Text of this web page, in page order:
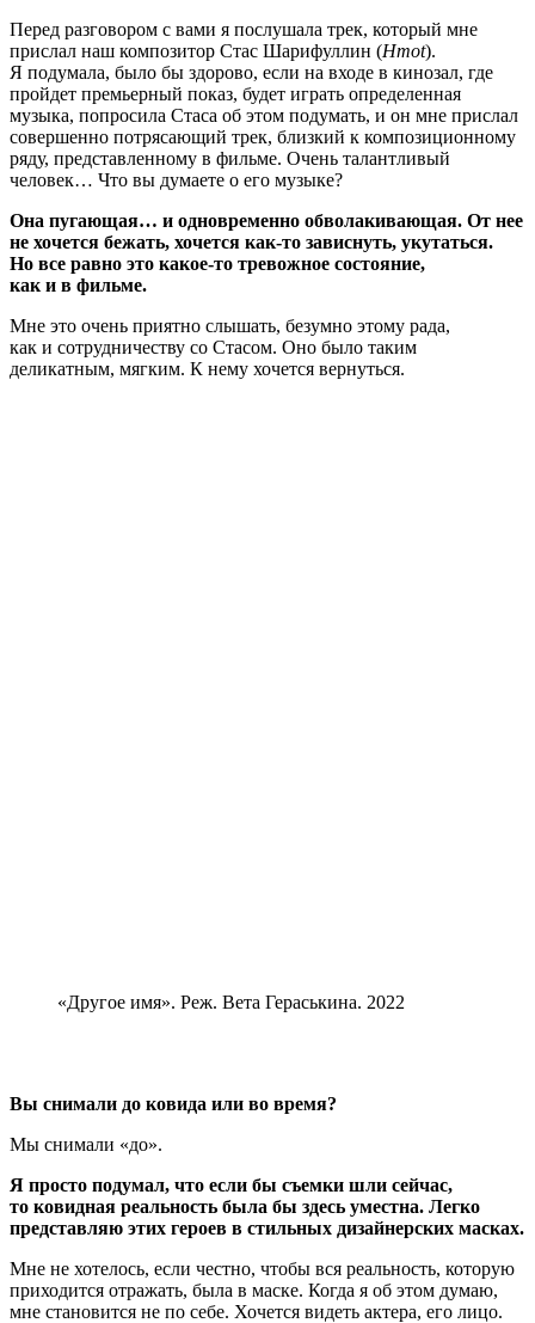
Перед разговором с вами я послушала трек, который мне
прислал наш композитор Стас Шарифуллин (Hmot).
Я подумала, было бы здорово, если на входе в кинозал, где
пройдет премьерный показ, будет играть определенная
музыка, попросила Стаса об этом подумать, и он мне прислал
совершенно потрясающий трек, близкий к композиционному
ряду, представленному в фильме. Очень талантливый
человек… Что вы думаете о его музыке?
Она пугающая… и одновременно обволакивающая. От нее
не хочется бежать, хочется как-то зависнуть, укутаться.
Но все равно это какое-то тревожное состояние,
как и в фильме.
Мне это очень приятно слышать, безумно этому рада,
как и сотрудничеству со Стасом. Оно было таким
деликатным, мягким. К нему хочется вернуться.
«Другое имя». Реж. Вета Гераськина. 2022
Вы снимали до ковида или во время?
Мы снимали «до».
Я просто подумал, что если бы съемки шли сейчас,
то ковидная реальность была бы здесь уместна. Легко
представляю этих героев в стильных дизайнерских масках.
Мне не хотелось, если честно, чтобы вся реальность, которую
приходится отражать, была в маске. Когда я об этом думаю,
мне становится не по себе. Хочется видеть актера, его лицо.